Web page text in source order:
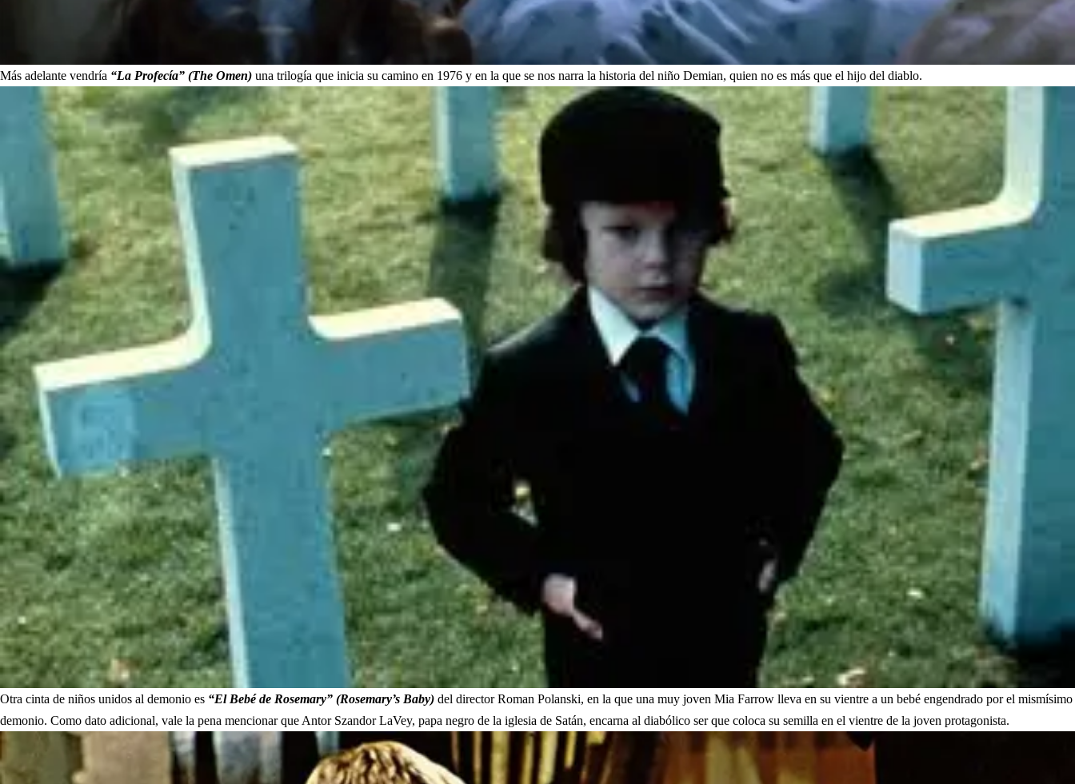
Más adelante vendría “La Profecía” (The Omen) una trilogía que inicia su camino en 1976 y en la que se nos narra la historia del niño Demian, quien no es más que el hijo del diablo.
Otra cinta de niños unidos al demonio es “El Bebé de Rosemary” (Rosemary’s Baby) del director Roman Polanski, en la que una muy joven Mia Farrow lleva en su vientre a un bebé engendrado por el mismísimo
demonio. Como dato adicional, vale la pena mencionar que Antor Szandor LaVey, papa negro de la iglesia de Satán, encarna al diabólico ser que coloca su semilla en el vientre de la joven protagonista.